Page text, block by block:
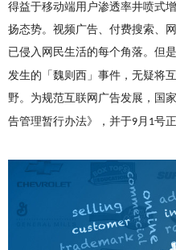
得益于移动端用户渗透率井喷式
扬态势。视频广告、付费搜索
已侵入网民生活的每个角落。但
发生的「魏则西」事件，无疑将
野。为规范互联网广告发展，国
告管理暂行办法》，并于9月 1号